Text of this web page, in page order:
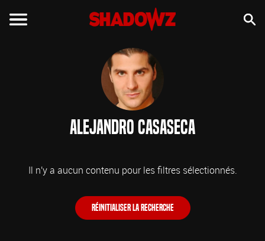
Alejandro Casaseca
Il n'y a aucun contenu pour les filtres sélectionnés.
Réinitialiser la recherche